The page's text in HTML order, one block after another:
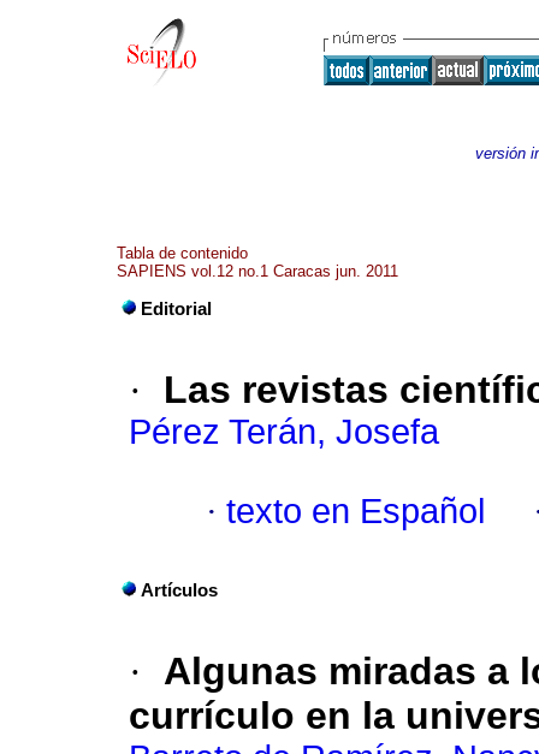
versión
Tabla de contenido
SAPIENS vol.12 no.1 Caracas jun. 2011
Editorial
· Las revistas
Pérez Terán, Josefa
· texto en Español
Artículos
·
Algunas miradas a
currículo en la